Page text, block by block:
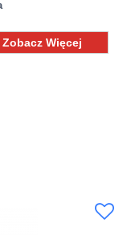
Zobacz Więcej